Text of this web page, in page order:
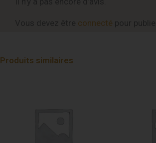
connecté
Produits similaires